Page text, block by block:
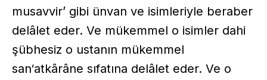
musavvir’ gibi ünvan ve isimleriyle beraber
delâlet eder. Ve mükemmel o isimler dahi
şübhesiz o ustanın mükemmel
san‘atkârâne sıfatına delâlet eder. Ve o